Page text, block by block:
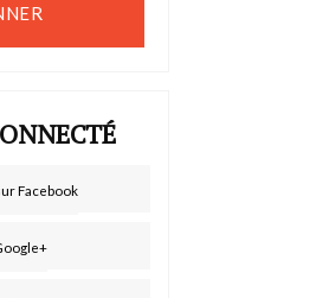
Facebook